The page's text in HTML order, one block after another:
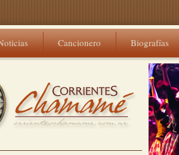
Cancionero Biografías